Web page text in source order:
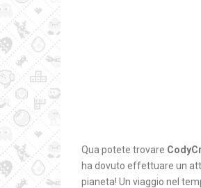
Qua potete trovare
ha dovuto effettuare un
pianeta! Un viaggio nel